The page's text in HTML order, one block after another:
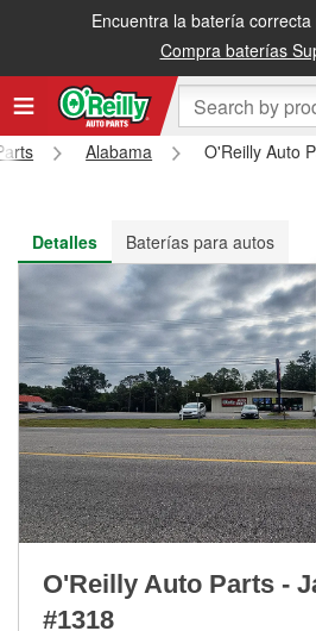
Encuentra la batería
Compra baterías
Recibe tu orden gratis al día
Alabama
O'Reilly Auto
Detalles
Baterías para autos
O'Reilly Auto Parts -
#1318